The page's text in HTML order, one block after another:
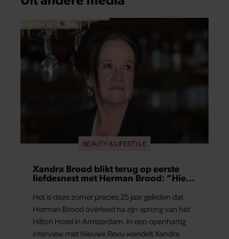
BEAUTY & LIFESTYLE
Xandra Brood blikt terug op eerste
liefdesnest met Herman Brood: “Hier
Het is deze zomer precies 25 jaar geleden dat
Herman Brood overleed na zijn sprong van het
Hilton Hotel in Amsterdam. In een openhartig
interview met Nieuwe Revu wandelt Xandra